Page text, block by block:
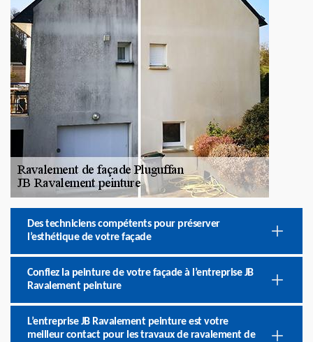
Des techniciens compétents pour préserver
l’esthétique de votre façade
Confiez la peinture de votre façade à l’entreprise JB
Ravalement peinture
L’entreprise JB Ravalement peinture est votre
meilleur contact pour les travaux de ravalement de